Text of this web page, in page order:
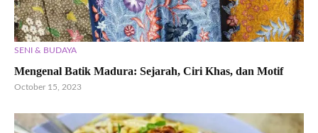
SENI & BUDAYA
Mengenal Batik Madura: Sejarah, Ciri Khas, dan Motif
October 15, 2023